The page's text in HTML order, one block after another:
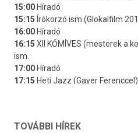
TOVÁBBI HÍREK